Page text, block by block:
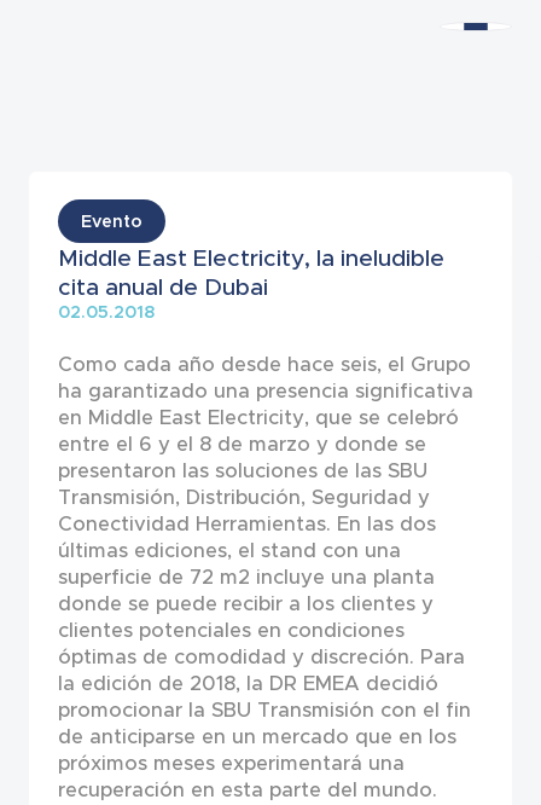
Evento
Middle East Electricity, la ineludible
cita anual de Dubai
02.05.2018
Como cada año desde hace seis, el Grupo
ha garantizado una presencia significativa
en Middle East Electricity, que se celebró
entre el 6 y el 8 de marzo y donde se
presentaron las soluciones de las SBU
Transmisión, Distribución, Seguridad y
Conectividad Herramientas. En las dos
últimas ediciones, el stand con una
superficie de 72 m2 incluye una planta
donde se puede recibir a los clientes y
clientes potenciales en condiciones
óptimas de comodidad y discreción. Para
la edición de 2018, la DR EMEA decidió
promocionar la SBU Transmisión con el fin
de anticiparse en un mercado que en los
próximos meses experimentará una
recuperación en esta parte del mundo.